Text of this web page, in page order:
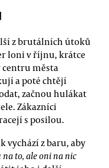
z brutálních útoků
loni v říjnu, krátce
města
a poté chtějí
začnou hulákat
Zákazníci
s posilou.
vychází z baru, aby
to, ale oni na nic